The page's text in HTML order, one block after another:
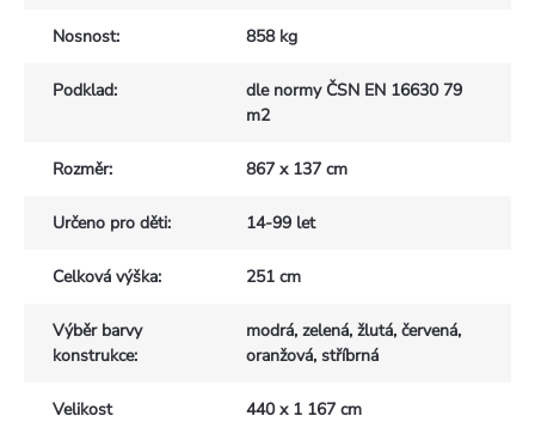
Nosnost: 858 kg
Podklad:
dle normy ČSN EN 16630 79
m2
Rozměr: 867 x 137 cm
Určeno pro děti: 14-99 let
Celková výška: 251 cm
Výběr barvy
konstrukce:
modrá, zelená, žlutá, červená,
oranžová, stříbrná
Velikost 440 x 1 167 cm